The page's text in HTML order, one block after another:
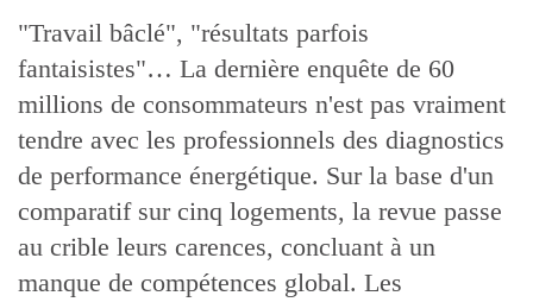
"Travail bâclé", "résultats parfois
fantaisistes"… La dernière enquête de 60
millions de consommateurs n'est pas vraiment
tendre avec les professionnels des diagnostics
de performance énergétique. Sur la base d'un
comparatif sur cinq logements, la revue passe
au crible leurs carences, concluant à un
manque de compétences global. Les